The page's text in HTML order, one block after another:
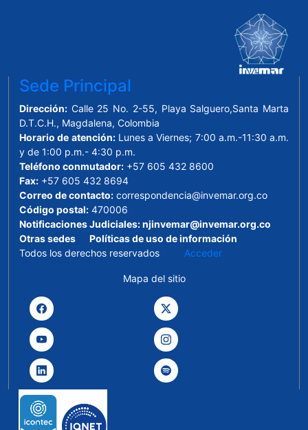
Sede Principal
Dirección: Calle 25 No. 2-55, Playa Salguero,Santa Marta
D.T.C.H., Magdalena, Colombia
Horario de atención:Lunes a Viernes; 7:00 a.m.-11:30 a.m.
y de 1:00 p.m.- 4:30 p.m.
Teléfono conmutador: +57 605 432 8600
Fax: +57 605 432 8694
Correo de contacto: correspondencia@invemar.org.co
Código postal: 470006
Notificaciones Judiciales:njinvemar@invemar.org.co
Otras sedes
Políticas de uso de información
Todos los derechos reservados Acceder
Mapa del sitio